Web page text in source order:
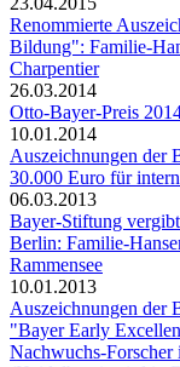
Renommierte
Bildung": Familie-
Charpentier
26.03.2014
Otto-Bayer-Preis
10.01.2014
Auszeichnungen der
30.000 Euro für
06.03.2013
Bayer-Stiftung
Berlin: Familie-
Rammensee
10.01.2013
Auszeichnungen der
"Bayer Early
Nachwuchs-